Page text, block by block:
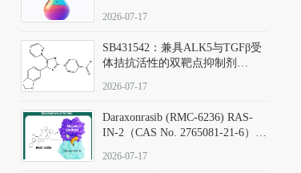
范
2026-07-17
SB431542：兼具ALK5与TGFβ受
体拮抗活性的双靶点抑制剂
D801067）
2026-07-17
Daraxonrasib (RMC-6236) RAS-
IN-2（CAS No. 2765081-21-6）：
向KRAS/NRAS/HRAS的广谱RAS
2026-07-17